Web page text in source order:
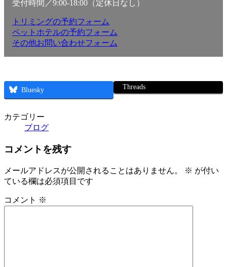
受付時間／9:00-18:00（定休日なし）
トリミングの予約フォーム
ペットホテルの予約フォーム
その他お問い合わせフォーム
Bluesky Threads
カテゴリー
ブログ
コメントを残す
メールアドレスが公開されることはありません。 ※ が付い
ている欄は必須項目です
コメント ※